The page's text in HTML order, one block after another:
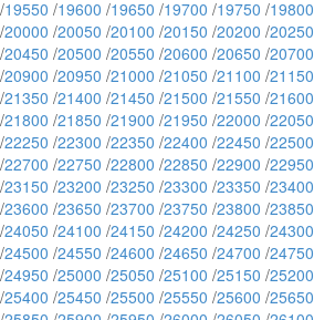
/19550 /19600 /19650 /19700 /19750 /19800
/20000 /20050 /20100 /20150 /20200 /20250
/20450 /20500 /20550 /20600 /20650 /20700
/20900 /20950 /21000 /21050 /21100 /21150
/21350 /21400 /21450 /21500 /21550 /21600
/21800 /21850 /21900 /21950 /22000 /22050
/22250 /22300 /22350 /22400 /22450 /22500
/22700 /22750 /22800 /22850 /22900 /22950
/23150 /23200 /23250 /23300 /23350 /23400
/23600 /23650 /23700 /23750 /23800 /23850
/24050 /24100 /24150 /24200 /24250 /24300
/24500 /24550 /24600 /24650 /24700 /24750
/24950 /25000 /25050 /25100 /25150 /25200
/25400 /25450 /25500 /25550 /25600 /25650